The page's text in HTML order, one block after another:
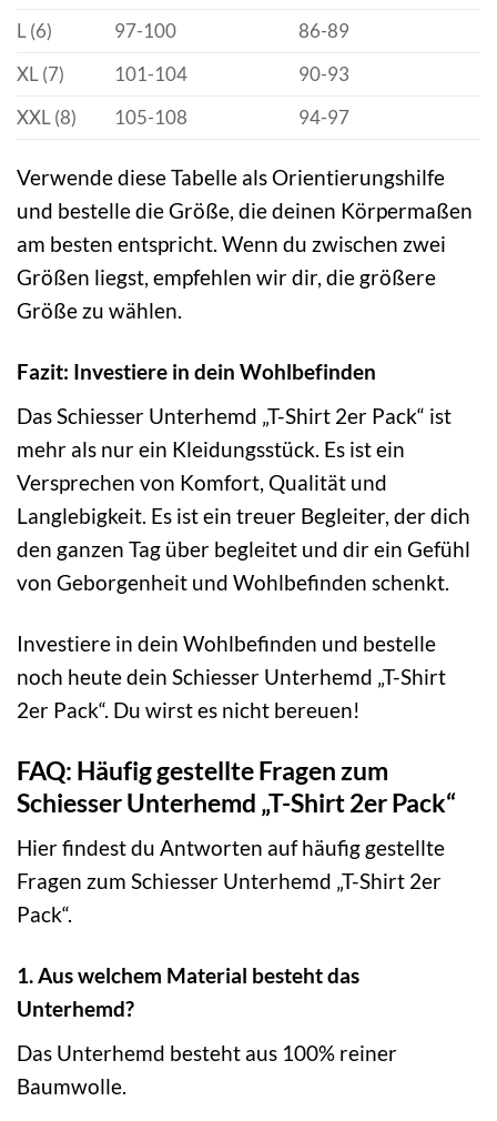
L (6) 97-100
86-89
XL (7)
101-104
90-93
XXL (8)
105-108 94-97
Verwende diese Tabelle als Orientierungshilfe
und bestelle die Größe, die deinen Körpermaßen
am besten entspricht. Wenn du zwischen zwei
Größen liegst, empfehlen wir dir, die größere
Größe zu wählen.
Fazit: Investiere in dein Wohlbefinden
Das Schiesser Unterhemd „T-Shirt 2er Pack“ ist
mehr als nur ein Kleidungsstück. Es ist ein
Versprechen von Komfort, Qualität und
Langlebigkeit. Es ist ein treuer Begleiter, der dich
den ganzen Tag über begleitet und dir ein Gefühl
von Geborgenheit und Wohlbefinden schenkt.
Investiere in dein Wohlbefinden und bestelle
noch heute dein Schiesser Unterhemd „T-Shirt
2er Pack“. Du wirst es nicht bereuen!
FAQ: Häufig gestellte Fragen zum
Schiesser Unterhemd „T-Shirt 2er Pack“
Hier findest du Antworten auf häufig gestellte
Fragen zum Schiesser Unterhemd „T-Shirt 2er
Pack“.
1. Aus welchem Material besteht das
Unterhemd?
Das Unterhemd besteht aus 100% reiner
Baumwolle.